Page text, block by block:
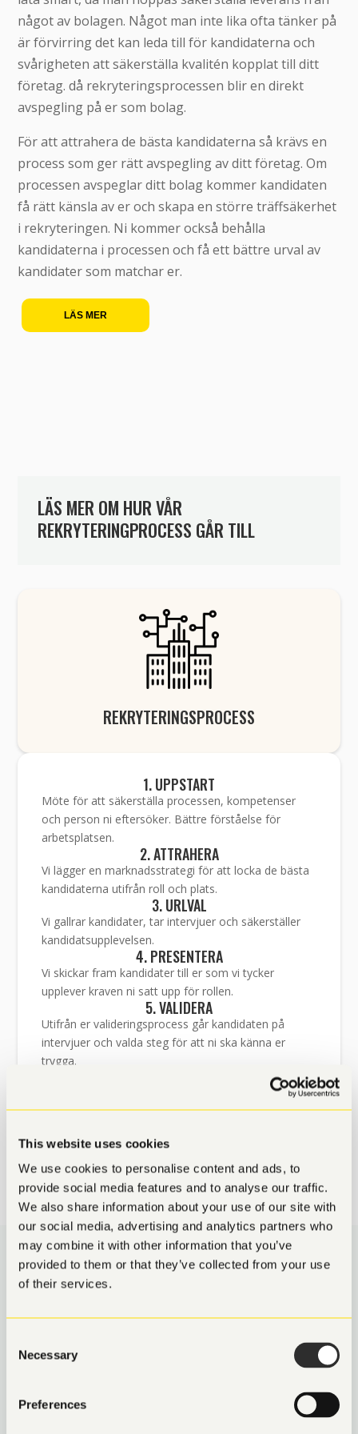
This website uses cookies
We use cookies to personalise content and ads, to
provide social media features and to analyse our traffic.
We also share information about your use of our site with
our social media, advertising and analytics partners who
may combine it with other information that you’ve
provided to them or that they’ve collected from your use
of their services.
Selection
Necessary
Preferences
något av bolagen. Något man inte lika ofta tänker på
är förvirring det kan leda till för kandidaterna och
svårigheten att säkerställa kvalitén kopplat till ditt
företag. då rekryteringsprocessen blir en direkt
avspegling på er som bolag.
För att attrahera de bästa kandidaterna så krävs en
process som ger rätt avspegling av ditt företag. Om
processen avspeglar ditt bolag kommer kandidaten
få rätt känsla av er och skapa en större träffsäkerhet
i rekryteringen. Ni kommer också behålla
kandidaterna i processen och få ett bättre urval av
kandidater som matchar er.
LÄS MER
LÄS MER OM HUR VÅR
REKRYTERINGPROCESS GÅR TILL
REKRYTERINGSPROCESS
1. UPPSTART
Möte för att säkerställa processen, kompetenser
och person ni eftersöker. Bättre förståelse för
arbetsplatsen.
2. ATTRAHERA
Vi lägger en marknadsstrategi för att locka de bästa
kandidaterna utifrån roll och plats.
3. URLVAL
Vi gallrar kandidater, tar intervjuer och säkerställer
kandidatsupplevelsen.
4. PRESENTERA
Vi skickar fram kandidater till er som vi tycker
upplever kraven ni satt upp för rollen.
5. VALIDERA
Utifrån er valideringsprocess går kandidaten på
intervjuer och valda steg för att ni ska känna er
trygga.
Ni anställer personen och kommer överens om lön,
startdatum och anställningsvillkor.
EN REKRYTERING, ETT